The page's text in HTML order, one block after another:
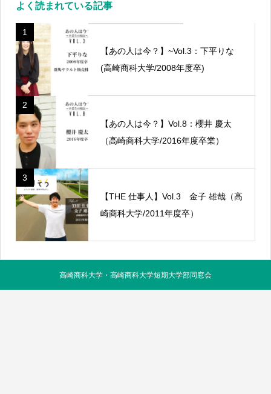
よく読まれている記事
1
【あの人は今？】~Vol.3：下平りな
(高崎商科大学/2008年度卒)
2
【あの人は今？】Vol.8：櫻井 慶太
（高崎商科大学/2016年度卒業）
3
【THE 仕事人】Vol.3 金子 雄哉（高
崎商科大学/2011年度卒）
高崎商科大学・高崎商科大学短期大学部同窓会